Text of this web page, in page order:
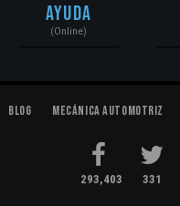
Ayuda
(Online)
Blog Mecánica Automotriz
293,403 331